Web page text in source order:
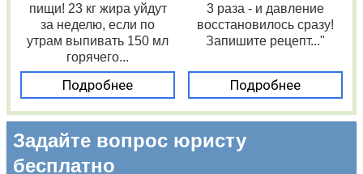
пищи! 23 кг жира уйдут
за неделю, если по
утрам выпивать 150 мл
горячего...
Подробнее
3 раза - и давление
восстановилось сразу!
Запишите рецепт..."
Подробнее